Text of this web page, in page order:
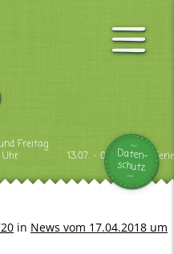
Freitag
Uhr
13.07. - 09.08.2026
Daten-
schutz
in News vom 17.04.2018 um